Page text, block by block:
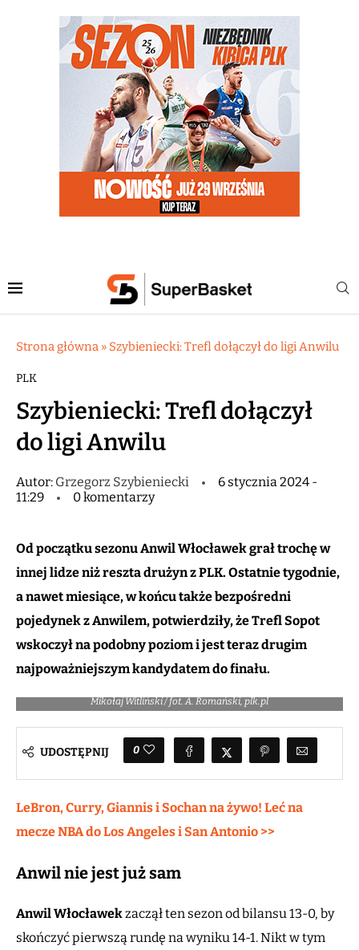
Strona główna » Szybieniecki: Trefl dołączył do ligi Anwilu
PLK
Szybieniecki: Trefl dołączył
do ligi Anwilu
Autor: Grzegorz Szybieniecki
6 stycznia 2024 -
11:29
0 komentarzy
Od początku sezonu Anwil Włocławek grał trochę w
innej lidze niż reszta drużyn z PLK. Ostatnie tygodnie,
a nawet miesiące, w końcu także bezpośredni
pojedynek z Anwilem, potwierdziły, że Trefl Sopot
wskoczył na podobny poziom i jest teraz drugim
najpoważniejszym kandydatem do finału.
Mikołaj Witliński / fot. A. Romański, plk.pl
UDOSTĘPNIJ 0
LeBron, Curry, Giannis i Sochan na żywo! Leć na
mecze NBA do Los Angeles i San Antonio >>
Anwil nie jest już sam
Anwil Włocławekzaczął ten sezon od bilansu 13-0, by
skończyć pierwszą rundę na wyniku 14-1. Nikt w tym